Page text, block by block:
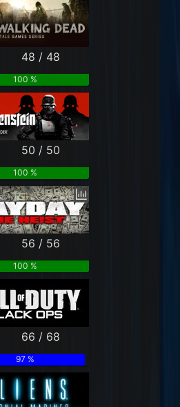
48 / 48
100 %
50 / 50
100 %
56 / 56
100 %
66 / 68
97 %